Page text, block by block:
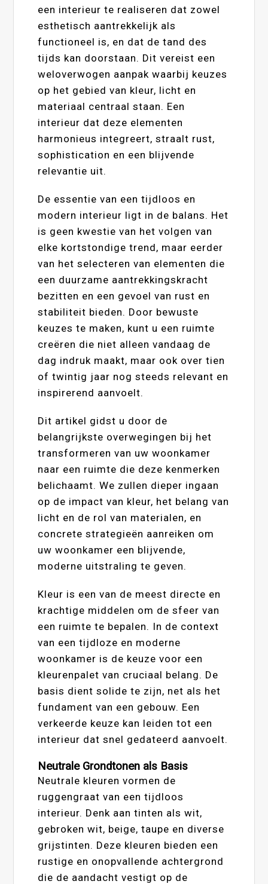
een interieur te realiseren dat zowel
esthetisch aantrekkelijk als
functioneel is, en dat de tand des
tijds kan doorstaan. Dit vereist een
weloverwogen aanpak waarbij keuzes
op het gebied van kleur, licht en
materiaal centraal staan. Een
interieur dat deze elementen
harmonieus integreert, straalt rust,
sophistication en een blijvende
relevantie uit.
De essentie van een tijdloos en
modern interieur ligt in de balans. Het
is geen kwestie van het volgen van
elke kortstondige trend, maar eerder
van het selecteren van elementen die
een duurzame aantrekkingskracht
bezitten en een gevoel van rust en
stabiliteit bieden. Door bewuste
keuzes te maken, kunt u een ruimte
creëren die niet alleen vandaag de
dag indruk maakt, maar ook over tien
of twintig jaar nog steeds relevant en
inspirerend aanvoelt.
Dit artikel gidst u door de
belangrijkste overwegingen bij het
transformeren van uw woonkamer
naar een ruimte die deze kenmerken
belichaamt. We zullen dieper ingaan
op de impact van kleur, het belang van
licht en de rol van materialen, en
concrete strategieën aanreiken om
uw woonkamer een blijvende,
moderne uitstraling te geven.
Kleur is een van de meest directe en
krachtige middelen om de sfeer van
een ruimte te bepalen. In de context
van een tijdloze en moderne
woonkamer is de keuze voor een
kleurenpalet van cruciaal belang. De
basis dient solide te zijn, net als het
fundament van een gebouw. Een
verkeerde keuze kan leiden tot een
interieur dat snel gedateerd aanvoelt.
Neutrale Grondtonen als Basis
Neutrale kleuren vormen de
ruggengraat van een tijdloos
interieur. Denk aan tinten als wit,
gebroken wit, beige, taupe en diverse
grijstinten. Deze kleuren bieden een
rustige en onopvallende achtergrond
die de aandacht vestigt op de